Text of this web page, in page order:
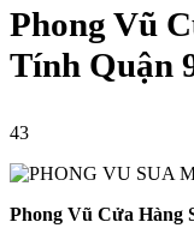
Phong Vũ
Tính Quận
43
Phong Vũ Cửa Hàng